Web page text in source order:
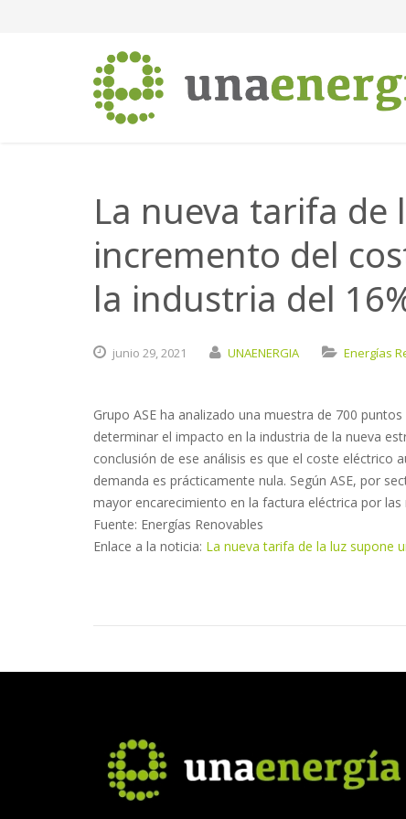
La nueva tarifa de
incremento del
la industria del
junio 29,2021 UNAENERGIA Energías
Grupo ASE ha analizado una muestra de 700
determinar el impacto en la industria de la nueva
conclusión de ese análisis es que el coste eléctrico
demanda es prácticamente nula. Según ASE, por
mayor encarecimiento en la factura eléctrica por las
Fuente: Energías Renovables
Enlace a la noticia: La nueva tarifa de la luz supone